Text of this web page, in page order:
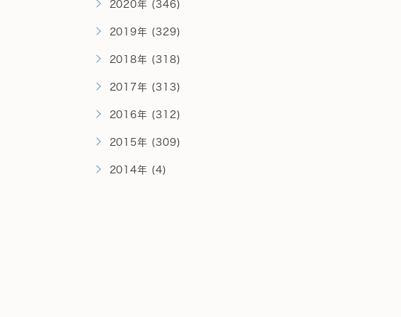
2020年 (346)
2019年 (329)
2018年 (318)
2017年 (313)
2016年 (312)
2015年 (309)
2014年 (4)